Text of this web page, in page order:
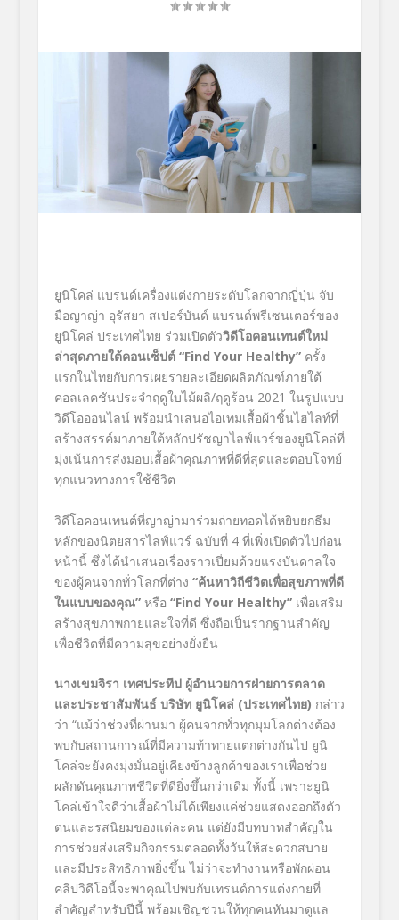
ยูนิโคล่ แบรนด์เครื่องแต่งกายระดับโลกจากญี่ปุ่น จับ
มือญาญ่า อุรัสยา สเปอร์บันด์ แบรนด์พรีเซนเตอร์ของ
ยูนิโคล่ ประเทศไทย ร่วมเปิดตัววิดีโอคอนเทนต์ใหม่
ล่าสุดภายใต้คอนเซ็ปต์ “Find Your Healthy” ครั้ง
แรกในไทยกับการเผยรายละเอียดผลิตภัณฑ์ภายใต้
คอลเลคชันประจำฤดูใบไม้ผลิ/ฤดูร้อน 2021 ในรูปแบบ
วิดีโอออนไลน์ พร้อมนำเสนอไอเทมเสื้อผ้าชิ้นไฮไลท์ที่
สร้างสรรค์มาภายใต้หลักปรัชญาไลฟ์แวร์ของยูนิโคล่ที่
มุ่งเน้นการส่งมอบเสื้อผ้าคุณภาพที่ดีที่สุดและตอบโจทย์
ทุกแนวทางการใช้ชีวิต
วิดีโอคอนเทนต์ที่ญาญ่ามาร่วมถ่ายทอดได้หยิบยกธีม
หลักของนิตยสารไลฟ์แวร์ ฉบับที่ 4 ที่เพิ่งเปิดตัวไปก่อน
หน้านี้ ซึ่งได้นำเสนอเรื่องราวเปี่ยมด้วยแรงบันดาลใจ
ของผู้คนจากทั่วโลกที่ต่าง “ค้นหาวิถีชีวิตเพื่อสุขภาพที่ดี
ในแบบของคุณ” หรือ “Find Your Healthy”เพื่อเสริม
สร้างสุขภาพกายและใจที่ดี ซึ่งถือเป็นรากฐานสำคัญ
เพื่อชีวิตที่มีความสุขอย่างยั่งยืน
นางเขมจิรา เทศประทีป ผู้อำนวยการฝ่ายการตลาด
และประชาสัมพันธ์ บริษัท ยูนิโคล่ (ประเทศไทย) กล่าว
ว่า “แม้ว่าช่วงที่ผ่านมา ผู้คนจากทั่วทุกมุมโลกต่างต้อง
พบกับสถานการณ์ที่มีความท้าทายแตกต่างกันไป ยูนิ
โคล่จะยังคงมุ่งมั่นอยู่เคียงข้างลูกค้าของเราเพื่อช่วย
ผลักดันคุณภาพชีวิตที่ดียิ่งขึ้นกว่าเดิม ทั้งนี้ เพราะยูนิ
โคล่เข้าใจดีว่าเสื้อผ้าไม่ได้เพียงแค่ช่วยแสดงออกถึงตัว
ตนและรสนิยมของแต่ละคน แต่ยังมีบทบาทสำคัญใน
การช่วยส่งเสริมกิจกรรมตลอดทั้งวันให้สะดวกสบาย
และมีประสิทธิภาพยิ่งขึ้น ไม่ว่าจะทำงานหรือพักผ่อน
คลิปวิดีโอนี้จะพาคุณไปพบกับเทรนด์การแต่งกายที่
สำคัญสำหรับปีนี้ พร้อมเชิญชวนให้ทุกคนหันมาดูแล